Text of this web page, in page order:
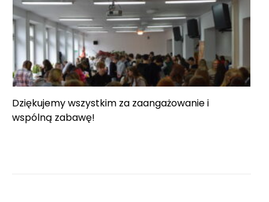
Dziękujemy wszystkim za zaangażowanie i
wspólną zabawę!